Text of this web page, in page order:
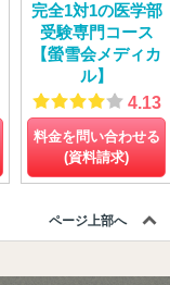
完全1対1の医学部
受験専門コース
【螢雪会メディカ
ル】
4.13
料金を問い合わせる
(資料請求)
ページ上部へ